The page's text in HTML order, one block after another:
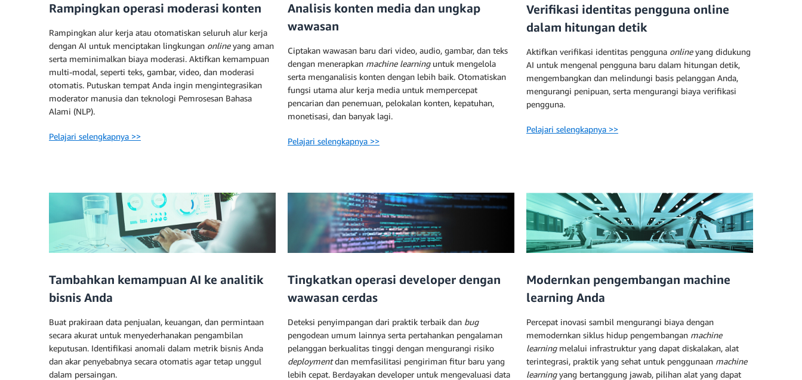
Rampingkan operasi moderasi konten
Rampingkan alur kerja atau otomatiskan seluruh alur kerja
dengan AI untuk menciptakan lingkungan onlineyang aman
serta meminimalkan biaya moderasi. Aktifkan kemampuan
multi-modal, seperti teks, gambar, video, dan moderasi
otomatis. Putuskan tempat Anda ingin mengintegrasikan
moderator manusia dan teknologi Pemrosesan Bahasa
Alami (NLP).
Pelajari selengkapnya >>
Analisis konten media dan ungkap
wawasan
Ciptakan wawasan baru dari video, audio, gambar, dan teks
dengan menerapkan machine learninguntuk mengelola
serta menganalisis konten dengan lebih baik. Otomatiskan
fungsi utama alur kerja media untuk mempercepat
pencarian dan penemuan, pelokalan konten, kepatuhan,
monetisasi, dan banyak lagi.
Pelajari selengkapnya >>
Verifikasi identitas pengguna online
dalam hitungan detik
Aktifkan verifikasi identitas pengguna onlineyang didukung
AI untuk mengenal pengguna baru dalam hitungan detik,
mengembangkan dan melindungi basis pelanggan Anda,
mengurangi penipuan, serta mengurangi biaya verifikasi
pengguna.
Pelajari selengkapnya >>
Tambahkan kemampuan AI ke analitik
bisnis Anda
Buat prakiraan data penjualan, keuangan, dan permintaan
secara akurat untuk menyederhanakan pengambilan
keputusan. Identifikasi anomali dalam metrik bisnis Anda
dan akar penyebabnya secara otomatis agar tetap unggul
dalam persaingan.
Tingkatkan operasi developer dengan
wawasan cerdas
Deteksi penyimpangan dari praktik terbaik dan bug
pengodean umum lainnya serta pertahankan pengalaman
pelanggan berkualitas tinggi dengan mengurangi risiko
deploymentdan memfasilitasi pengiriman fitur baru yang
lebih cepat. Berdayakan developer untuk mengevaluasi data
Modernkan pengembangan machine
learning Anda
Percepat inovasi sambil mengurangi biaya dengan
memodernkan siklus hidup pengembangan machine
learningmelalui infrastruktur yang dapat diskalakan, alat
terintegrasi, praktik yang sehat untuk penggunaan machine
learningyang bertanggung jawab, pilihan alat yang dapat